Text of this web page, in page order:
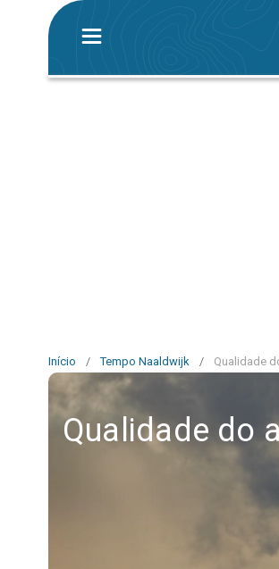
Início / Tempo Naaldwijk / Qualidade
Qualidade do